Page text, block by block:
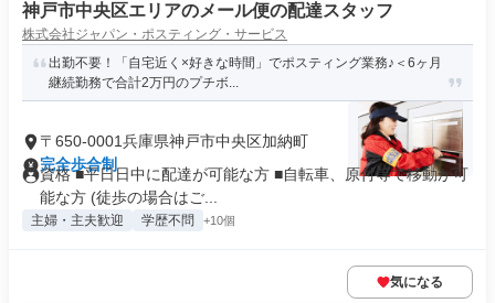
神戸市中央区エリアのメール便の配達スタッフ
株式会社ジャパン・ポスティング・サービス
出勤不要！「自宅近く×好きな時間」でポスティング業務♪＜6ヶ月
継続勤務で合計2万円のプチボ...
〒650-0001兵庫県神戸市中央区加納町
完全歩合制
資格 ■平日日中に配達が可能な方 ■自転車、原付等で移動が可
能な方 (徒歩の場合はご...
主婦・主夫歓迎 学歴不問 +10個
気になる